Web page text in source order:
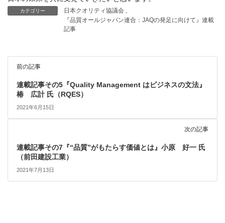
カテゴリー 日本クオリティ協議会
『品質オールジャパン連合：JAQの発足に向けて』連載
記事
前の記事
連載記事その5『Quality Management はビジネスの文法』
椿 広計 氏（RQES）
2021年6月15日
次の記事
連載記事その7『“品質”がもたらす価値とは』小原 好一 氏
（前田建設工業）
2021年7月13日